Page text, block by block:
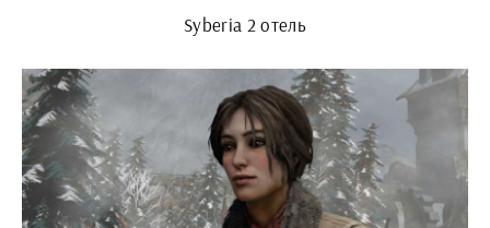
Syberia 2 отель